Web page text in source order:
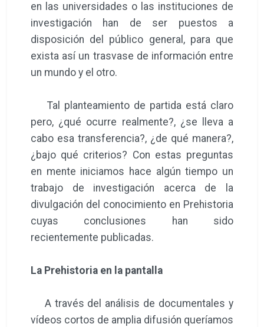
en las universidades o las instituciones de
investigación han de ser puestos a
disposición del público general, para que
exista así un trasvase de información entre
un mundo y el otro.
Tal planteamiento de partida está claro
pero, ¿qué ocurre realmente?, ¿se lleva a
cabo esa transferencia?, ¿de qué manera?,
¿bajo qué criterios? Con estas preguntas
en mente iniciamos hace algún tiempo un
trabajo de investigación acerca de la
divulgación del conocimiento en Prehistoria
cuyas conclusiones han sido
recientemente publicadas.
La Prehistoria en la pantalla
A través del análisis de documentales y
vídeos cortos de amplia difusión queríamos